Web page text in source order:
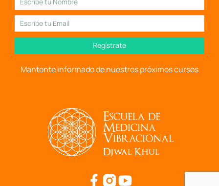
Regístrate
Mantente informado de nuestros próximos cursos